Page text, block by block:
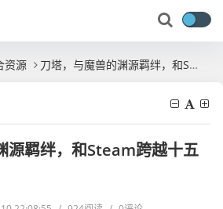
资源 刀塔，与魔兽的渊源羁绊，和Steam跨越十五年的共生进化
源羁绊，和Steam跨越十五